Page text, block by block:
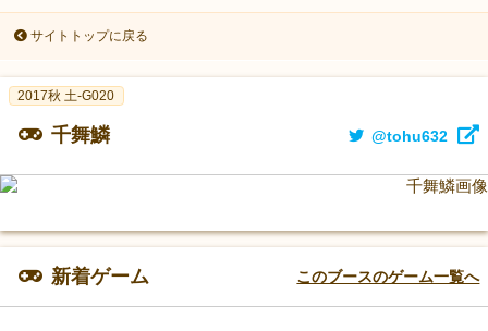
サイトトップに戻る
2017秋 土-G020
千舞鱗 @tohu632
新着ゲーム このブースのゲーム一覧へ